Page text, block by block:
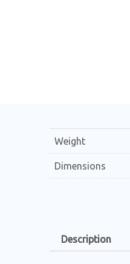
Weight
Dimensions
Description